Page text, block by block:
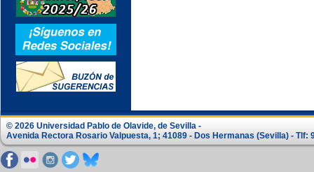
© 2026 Universidad Pablo de Olavide, de Sevilla -
Avenida Rectora Rosario Valpuesta, 1; 41089 - Dos Hermanas (Sevilla) - Tlf: